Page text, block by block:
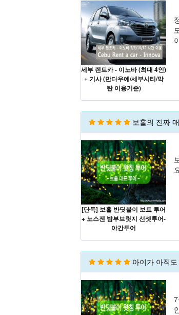
세부 렌트카 - 이노바 (최대 4인)
+ 기사 (만다우에/세부시티/막
탄 이용기준)
보홀의 진짜
[단독] 보홀 반딧불이 보트 투어
+ 노스젠 밤부브릿지 선셋투어-
야간투어
아이가 아직